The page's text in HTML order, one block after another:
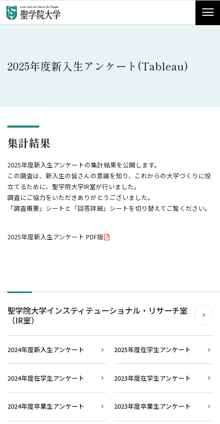
2025年度新入生アンケート(Tableau)
集計結果
2025年度新入生アンケートの集計結果を公開します。
この調査は、新入生の皆さんの意識を知り、これからの大学づくりに役
立てるために、聖学院大学IR室が行いました。
調査にご協力をいただきありがとうございました。
「調査概要」シートと「回答詳細」シートを切り替えてご覧ください。
2025年度新入生アンケート PDF版
聖学院大学インスティテューショナル・リサーチ室
（IR室）
2024年度新入生アンケート 2025年度在学生アンケート
2024年度在学生アンケート 2023年度在学生アンケート
2024年度卒業生アンケート 2023年度卒業生アンケート